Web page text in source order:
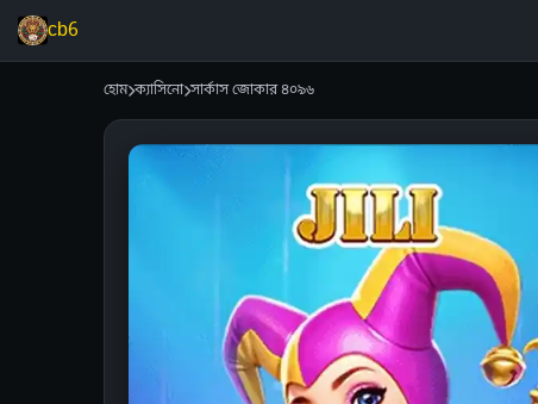
cb6
হোম ক্যাসিনো সার্কাস জোকার ৪০৯৬